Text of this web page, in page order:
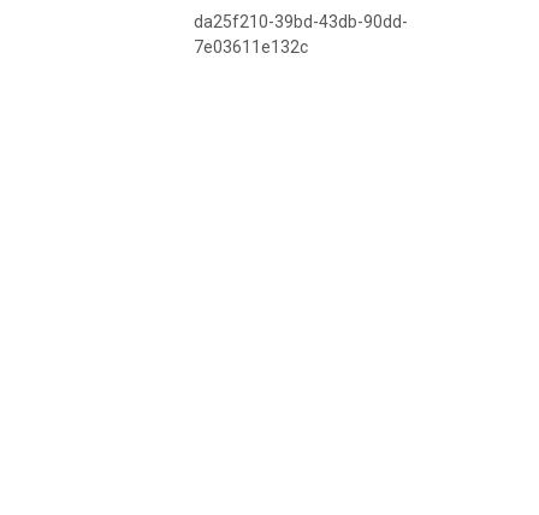
da25f210-39bd-43db-90dd-
7e03611e132c